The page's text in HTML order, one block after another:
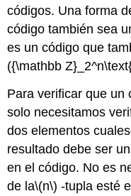
códigos. Una forma
código también sea
es un código que
({\mathbb
Para verificar que un
solo necesitamos
dos elementos
resultado debe ser
en el código. No es
de la\(n\) -tupla esté